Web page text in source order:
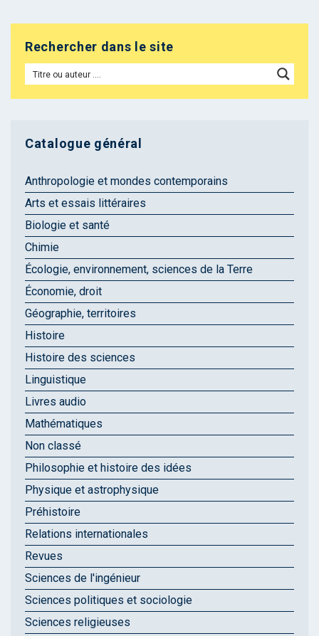
Rechercher dans le site
Catalogue général
Anthropologie et mondes contemporains
Arts et essais littéraires
Biologie et santé
Chimie
Écologie, environnement, sciences de la Terre
Économie, droit
Géographie, territoires
Histoire
Histoire des sciences
Linguistique
Livres audio
Mathématiques
Non classé
Philosophie et histoire des idées
Physique et astrophysique
Préhistoire
Relations internationales
Revues
Sciences de l'ingénieur
Sciences politiques et sociologie
Sciences religieuses